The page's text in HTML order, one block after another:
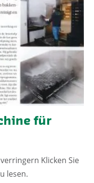
für
Klicken Sie
lesen.